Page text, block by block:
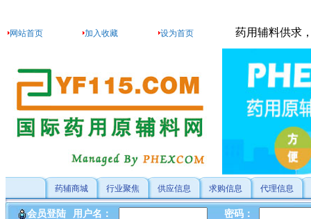
网站首页 加入收藏 设为首页 药用辅料供求
药辅商城 行业聚焦 供应信息 求购信息 代理信息